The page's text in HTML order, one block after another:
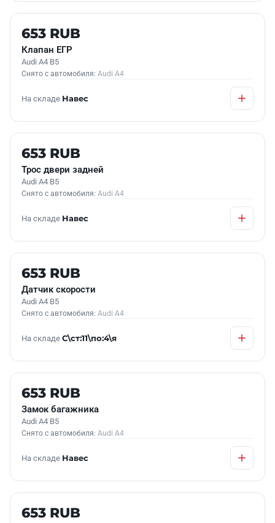
Б/У В НАЛИЧИИ
653 RUB
Клапан ЕГР
Audi A4 B5
Снято с автомобиля: Audi A4
На складе Навес
Б/У В НАЛИЧИИ
653 RUB
Трос двери задней
Audi A4 B5
Снято с автомобиля: Audi A4
На складе Навес
Б/У В НАЛИЧИИ
653 RUB
Датчик скорости
Audi A4 B5
Снято с автомобиля: Audi A4
На складе С\ст:11\по:4\я
Б/У В НАЛИЧИИ
653 RUB
Замок багажника
Audi A4 B5
Снято с автомобиля: Audi A4
На складе Навес
Б/У В НАЛИЧИИ
653 RUB